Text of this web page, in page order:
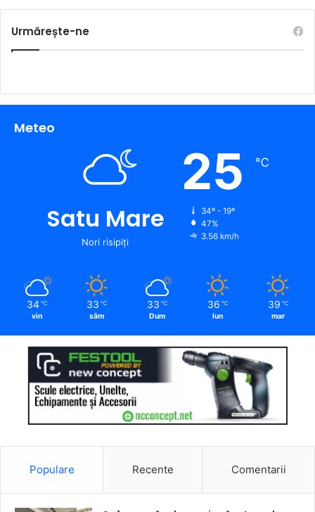
Urmărește-ne
Meteo
Satu Mare
Nori risipiți
25 ℃
34º - 19º
47%
3.56 km/h
34 ℃
vin
33 ℃
sâm
33 ℃
Dum
36 ℃
lun
39 ℃
mar
Populare Recente Comentarii